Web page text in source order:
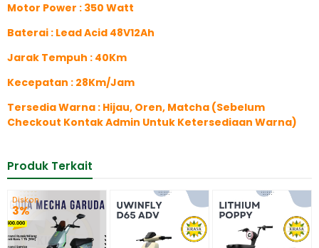
Motor Power : 350 Watt
Baterai : Lead Acid 48V12Ah
Jarak Tempuh : 40Km
Kecepatan : 28Km/Jam
Tersedia Warna : Hijau, Oren, Matcha (Sebelum
Checkout Kontak Admin Untuk Ketersediaan Warna)
Produk Terkait
Diskon
3%